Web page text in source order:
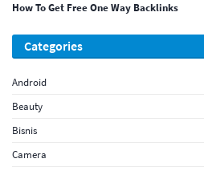
How To Get Free One Way Backlinks
Categories
Android
Beauty
Bisnis
Camera